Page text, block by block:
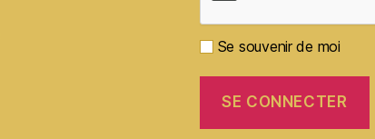
Se souvenir de moi